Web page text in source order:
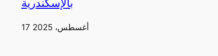
بالإسكندرية
17 أغسطس، 2025